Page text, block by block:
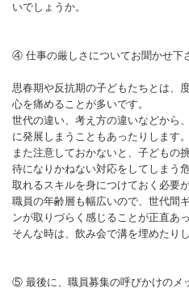
いでしょうか。
④ 仕事の厳しさについてお聞かせ下
思春期や反抗期の子どもたちとは、
心を痛めることが多いです。
世代の違い、考え方の違いなどから
に発展しまうこともあったりします。
また注意しておかないと、子どもの
待になりかねない対応をしてしまう
取れるスキルを身につけておく必要
職員の年齢層も幅広いので、世代間
ンが取りづらく感じることが正直あ
そんな時は、飲み会で溝を埋めたり
⑤ 最後に、職員募集の呼びかけのメ